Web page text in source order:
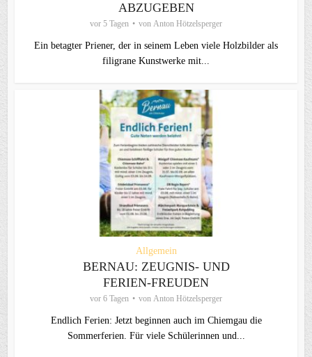
ABZUGEBEN
vor 5 Tagen von Anton Hötzelsperger
Ein betagter Priener, der in seinem Leben viele Holzbilder als
filigrane Kunstwerke mit...
Allgemein
BERNAU: ZEUGNIS- UND
FERIEN-FREUDEN
vor 6 Tagen von Anton Hötzelsperger
Endlich Ferien: Jetzt beginnen auch im Chiemgau die
Sommerferien. Für viele Schülerinnen und...